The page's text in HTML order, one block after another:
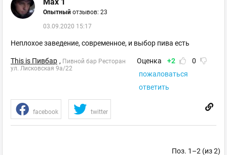
Опытный отзывов: 23
03.09.2020 15:17
Неплохое заведение, современное, и выбор пива есть
This is Пивбар , Пивной бар Ресторан
ул. Лисковская 9а/22
Оценка +2
0
пожаловаться
ответить
facebook twitter
Поз. 1–2 (из 2)